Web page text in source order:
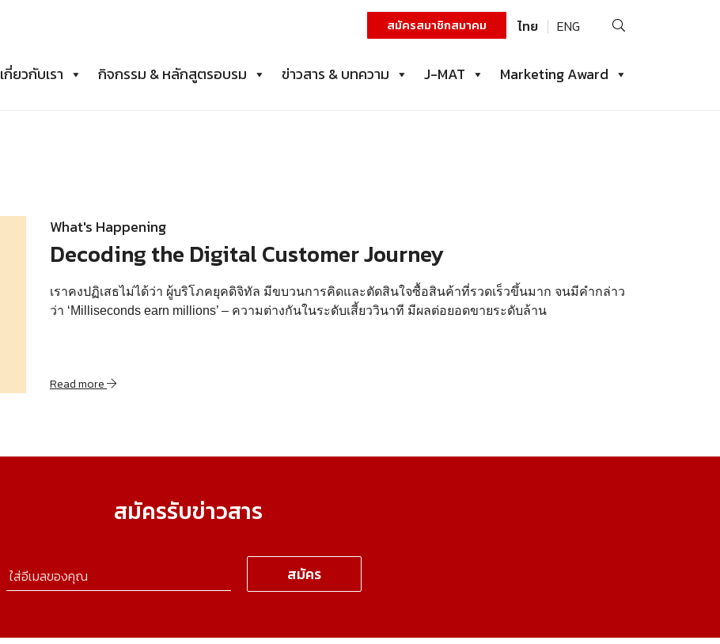
สมัครสมาชิกสมาคม ไทย ENG
ค้นหา
เกี่ยวกับเรา
กิจกรรม & หลักสูตรอบรม ข่าวสาร & บทความ J-MAT Marketing Award
What's Happening
Decoding the Digital Customer Journey
เราคงปฏิเสธไม่ได้ว่า ผู้บริโภคยุคดิจิทัล มีขบวนการคิดและตัดสินใจซื้อสินค้าที่รวดเร็วขึ้นมาก จนมีคำกล่าว
ว่า ‘Milliseconds earn millions’ – ความต่างกันในระดับเสี้ยววินาที มีผลต่อยอดขายระดับล้าน
Read more
สมัครรับข่าวสาร